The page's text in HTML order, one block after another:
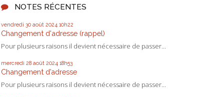
NOTES RÉCENTES
vendredi 30 août 2024 10h22
Changement d'adresse (rappel)
Pour plusieurs raisons il devient nécessaire de passer...
mercredi 28 août 2024 18h53
Changement d’adresse
Pour plusieurs raisons il devient nécessaire de passer...